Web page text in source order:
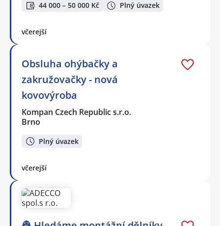
44 000 – 50 000 Kč Plný úvazek
včerejší
Obsluha ohýbačky a
zakružovačky - nová
kovovýroba
Kompan Czech Republic s.r.o.
Brno
Plný úvazek
včerejší